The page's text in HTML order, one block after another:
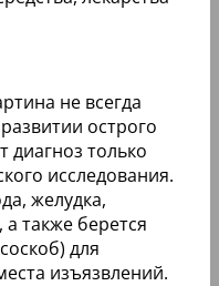
не всегда
острого
диагноз только
исследования.
желудка,
также берется
для
изъязвлений.